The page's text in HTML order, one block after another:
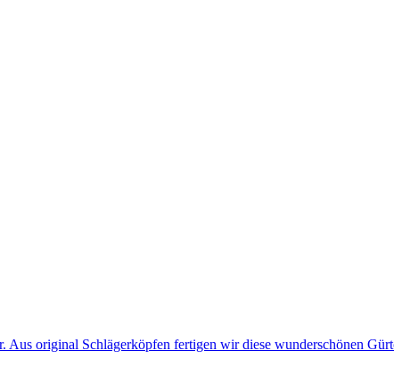
original Schlägerköpfen fertigen wir diese wunderschönen